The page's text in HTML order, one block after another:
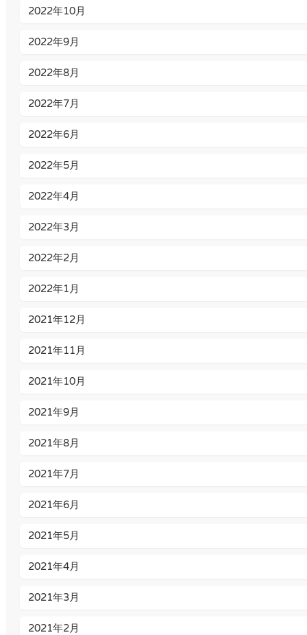
2022年10月
2022年9月
2022年8月
2022年7月
2022年6月
2022年5月
2022年4月
2022年3月
2022年2月
2022年1月
2021年12月
2021年11月
2021年10月
2021年9月
2021年8月
2021年7月
2021年6月
2021年5月
2021年4月
2021年3月
2021年2月